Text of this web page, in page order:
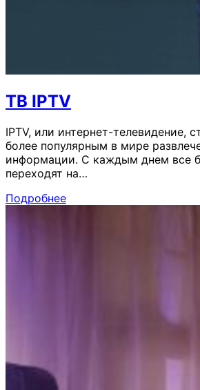
ТВ IPTV
IPTV, или интернет-телевидение,
более популярным в мире
информации. С каждым днем все
переходят на…
Подробнее